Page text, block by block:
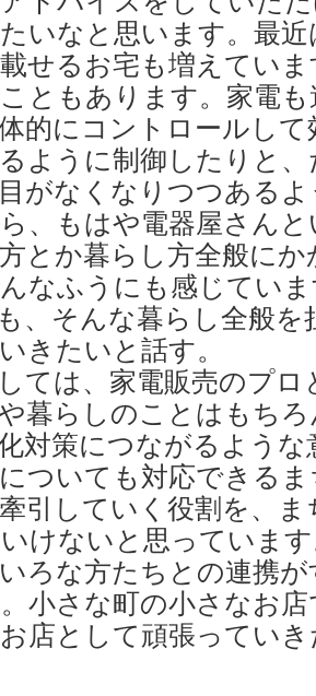
いなと思います。最
せるお宅も増えてい
ともあります。家電
的にコントロールし
ように制御したりと
がなくなりつつある
、もはや電器屋さん
とか暮らし方全般に
なふうにも感じてい
、そんな暮らし全般を
きたいと話す。
ては、家電販売のプロ
暮らしのことはもち
対策につながるよう
ついても対応できる
引していく役割を、
けないと思っていま
ろな方たちとの連携
小さな町の小さなお
店として頑張ってい